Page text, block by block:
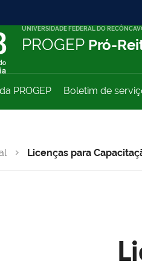
UNIVERSIDADE FEDERAL DO
PROGEP Pró-
PROGEP Boletim de
Licenças para